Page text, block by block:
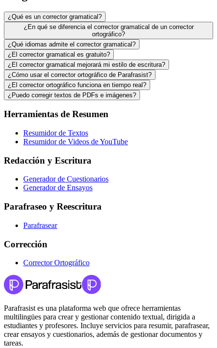
¿Qué es un corrector gramatical?
¿En qué se diferencia el corrector gramatical de un corrector
ortográfico?
¿Qué idiomas admite el corrector gramatical?
¿El corrector gramatical es gratuito?
¿El corrector gramatical mejorará mi estilo de escritura?
¿Cómo usar el corrector ortográfico de Parafrasist?
¿El corrector ortográfico funciona en tiempo real?
¿Puedo corregir textos de PDFs e imágenes?
Herramientas de Resumen
Resumidor de Textos
Resumidor de Videos de YouTube
Redacción y Escritura
Generador de Cuestionarios
Generador de Ensayos
Parafraseo y Reescritura
Parafrasear
Corrección
Corrector Ortográfico
Parafrasist es una plataforma web que ofrece herramientas
multilingües para crear y gestionar contenido textual, dirigida a
estudiantes y profesores. Incluye servicios para resumir, parafrasear,
crear ensayos y cuestionarios, además de gestionar documentos y
tareas.